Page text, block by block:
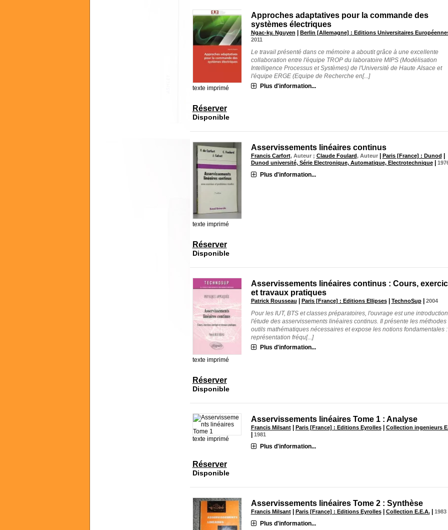
texte imprimé
Approches adaptatives pour la commande des
systèmes électriques
Ngac-ky. Nguyen Berlin [Allemagne] : Editions Universitaires
2011
Le travail présenté dans ce mémoire a aboutit grâce à une excellente
collaboration entre l'équipe TROP du laboratoire MIPS (Modélisation
Intelligence Processus et Systèmes) de l'Université de Haute Alsace et
l'équipe ERGE (Equipe de Recherche en[...]
Plus d'information...
Réserver
Disponible
texte imprimé
Asservissements linéaires continus
Francis Carfort, Auteur ; Claude Foulard, Auteur | Paris [France] : Dunod |
Dunod université, Série Electronique, Automatique, Electrotechnique|
Plus d'information...
Réserver
Disponible
texte imprimé
Asservissements linéaires continus : Cours,
et travaux pratiques
Patrick Rousseau Paris [France] : Editions Ellipses| TechnoSup| 2004
Pour les IUT, BTS et classes préparatoires, l'ouvrage est une
l'étude des asservissements linéaires continus. Il présente les méthodes
outils mathématiques nécessaires et expose les notions fondamentales :
représentation fréqu[...]
Plus d'information...
Réserver
Disponible
texte imprimé
Asservissements linéaires Tome 1 : Analyse
Francis Milsant | Paris [France] : Editions Eyrolles| Collection ingenieurs
| 1981
Plus d'information...
Réserver
Disponible
Asservissements linéaires Tome 2 : Synthèse
Francis Milsant | Paris [France] : Editions Eyrolles| Collection E.E.A.| 1983
Plus d'information...